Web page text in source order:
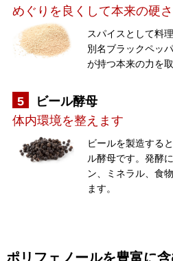
めぐりを良くして本来の硬
スパイスとして料
別名ブラックペッ
が持つ本来の力を
5
ビール酵母
体内環境を整えます
ビールを製造する
ル酵母です。発酵
ン、ミネラル、食
ます。
ポリフェノールを豊富に